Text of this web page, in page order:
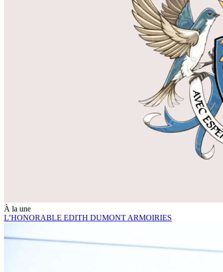
À la une
L’HONORABLE EDITH DUMONT ARMOIRIES